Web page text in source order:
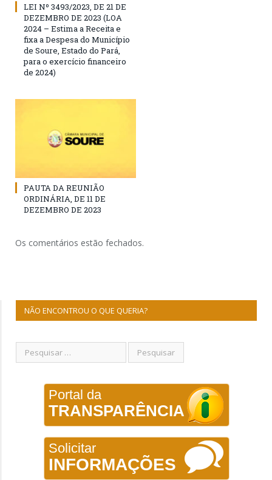
LEI Nº 3493/2023, DE 21 DE
DEZEMBRO DE 2023 (LOA
2024 – Estima a Receita e
fixa a Despesa do Município
de Soure, Estado do Pará,
para o exercício financeiro
de 2024)
PAUTA DA REUNIÃO
ORDINÁRIA, DE 11 DE
DEZEMBRO DE 2023
Os comentários estão fechados.
NÃO ENCONTROU O QUE QUERIA?
Portal da
TRANSPARÊNCIA
Solicitar
INFORMAÇÕES